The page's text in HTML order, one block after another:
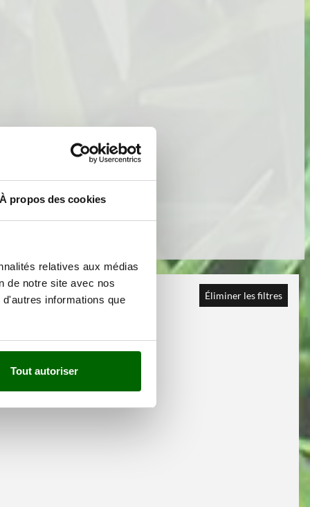
À propos des cookies
relatives aux médias
de notre site avec nos
informations que
Tout autoriser
Éliminer les filtres